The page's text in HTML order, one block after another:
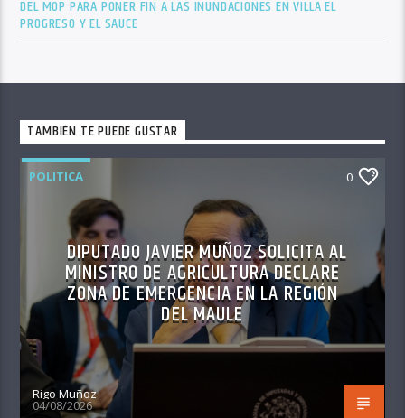
DEL MOP PARA PONER FIN A LAS INUNDACIONES EN VILLA EL
PROGRESO Y EL SAUCE
TAMBIÉN TE PUEDE GUSTAR
POLITICA 0
DIPUTADO JAVIER MUÑOZ SOLICITA AL
MINISTRO DE AGRICULTURA DECLARE
ZONA DE EMERGENCIA EN LA REGIÓN
DEL MAULE
Rigo Muñoz
04/08/2026